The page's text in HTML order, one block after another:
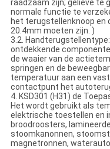
raadzaam zijn; gelieve te
normale functie te
het terugstellenknoop en
20.4mm moeten zijn. )
3.2.
ontdekkende
de waaier van de
springen en de
temperatuur aan een
contactpunt het
4. KSD301 (H31) de
Het wordt gebruikt als
elektrische toestellen en
broodroosters,
stoomkanonnen,
magnetronnen,